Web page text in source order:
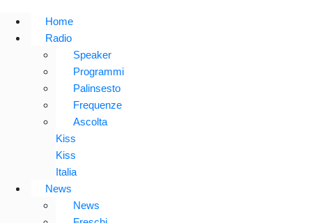
Home
Radio
Speaker
Programmi
Palinsesto
Frequenze
Ascolta
Kiss
Kiss
Italia
News
News